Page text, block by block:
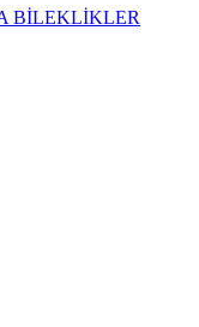
BİLEKLİKLER